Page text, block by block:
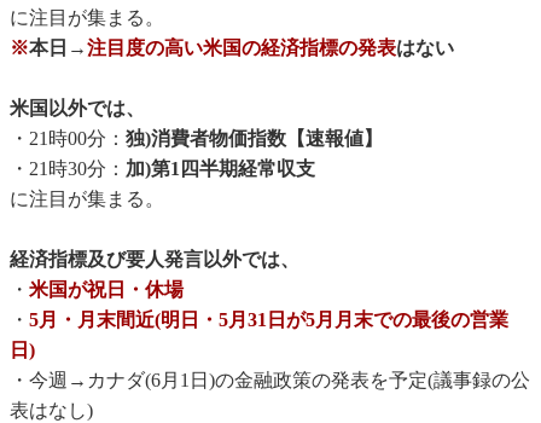
に注目が集まる。
※本日→注目度の高い米国の経済指標の発表はない
米国以外では、
・21時00分： 独)消費者物価指数【速報値】
・21時30分： 加)第1四半期経常収支
に注目が集まる。
経済指標及び要人発言以外では、
・ 米国が祝日・休場
・ 5月・月末間近(明日・5月31日が5月月末での最後の営業
日)
・今週→カナダ(6月1日)の金融政策の発表を予定(議事録の公
表はなし)